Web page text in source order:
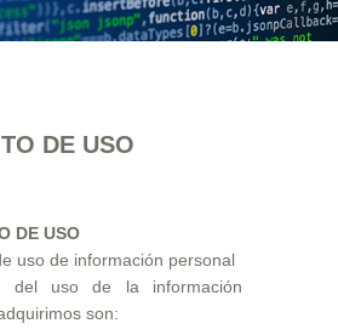
DE USO
DE USO
uso de información personal
del uso de la información
son: